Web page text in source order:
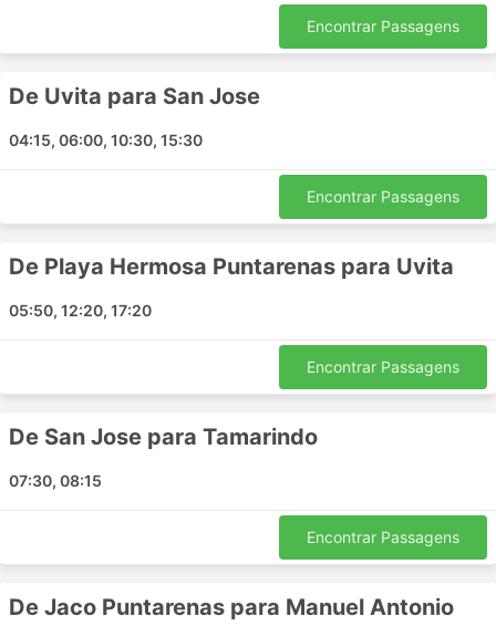
Jaco Puntarenas - Dominical
Sierpe - Playa Hermosa Puntarenas
San Juan del Sur - Monteverde Puntarenas
Jaco Puntarenas - Uvita
Jaco Puntarenas - Manuel Antonio
Dominical - Playa Hermosa Puntarenas
Leon NI - Granada NI
Monteverde Puntarenas - San Juan del Sur
Alajuela - Quepos
Dominical - Monteverde Puntarenas
Monteverde Puntarenas - Nuevo Arenal
Tamarindo - Dominical
Encontrar Passagens
De Uvita para San Jose
04:15, 06:00, 10:30, 15:30
Encontrar Passagens
De Playa Hermosa Puntarenas para Uvita
05:50, 12:20, 17:20
Encontrar Passagens
De San Jose para Tamarindo
07:30, 08:15
Encontrar Passagens
De Jaco Puntarenas para Manuel Antonio